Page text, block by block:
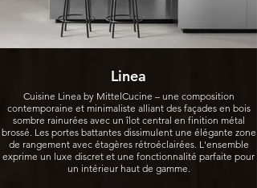
Linea
Cuisine Linea by MittelCucine – une composition
contemporaine et minimaliste alliant des façades en bois
sombre rainurées avec un îlot central en finition métal
brossé. Les portes battantes dissimulent une élégante zone
de rangement avec étagères rétroéclairées. L'ensemble
exprime un luxe discret et une fonctionnalité parfaite pour
un intérieur haut de gamme.